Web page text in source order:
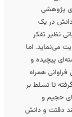
در یک
تفکر
اما
و
همراه
تسلط بر
و
و دانش